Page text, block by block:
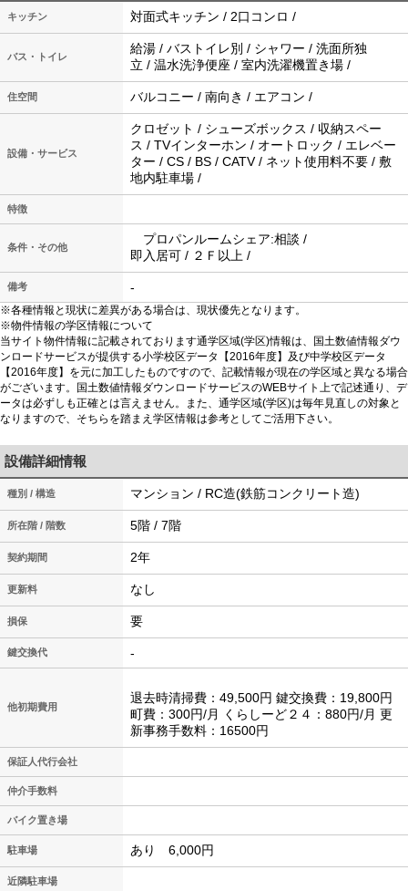
キッチン 対面式キッチン / 2口コンロ /
バス・トイレ
給湯 / バストイレ別 / シャワー / 洗面所独
立 / 温水洗浄便座 / 室内洗濯機置き場 /
住空間 バルコニー / 南向き / エアコン /
設備・サービス
クロゼット / シューズボックス / 収納スペー
ス / TVインターホン / オートロック / エレベー
ター / CS / BS / CATV / ネット使用料不要 / 敷
地内駐車場 /
特徴
条件・その他
プロパンルームシェア:相談 /
即入居可 / ２Ｆ以上 /
備考 -
※各種情報と現状に差異がある場合は、現状優先となります。
※物件情報の学区情報について
当サイト物件情報に記載されております通学区域(学区)情報は、国土数値情報ダウ
ンロードサービスが提供する小学校区データ【2016年度】及び中学校区データ
【2016年度】を元に加工したものですので、記載情報が現在の学区域と異なる場合
がございます。国土数値情報ダウンロードサービスのWEBサイト上で記述通り、デ
ータは必ずしも正確とは言えません。また、通学区域(学区)は毎年見直しの対象と
なりますので、そちらを踏まえ学区情報は参考としてご活用下さい。
設備詳細情報
種別 / 構造 マンション / RC造(鉄筋コンクリート造)
所在階 / 階数 5階 / 7階
契約期間 2年
更新料 なし
損保 要
鍵交換代 -
他初期費用
退去時清掃費：49,500円 鍵交換費：19,800円
町費：300円/月 くらしーど２４：880円/月 更
新事務手数料：16500円
保証人代行会社
仲介手数料
バイク置き場
駐車場 あり 6,000円
近隣駐車場